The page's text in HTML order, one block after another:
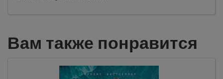
Вам также понравится